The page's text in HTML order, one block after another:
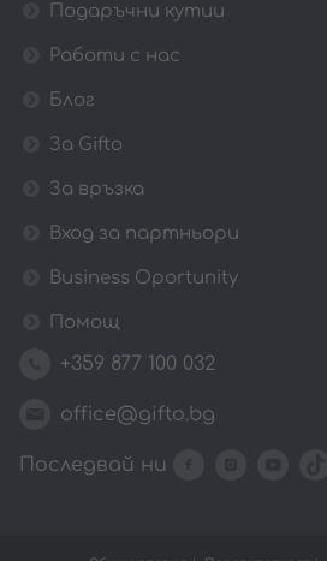
Подаръчни кутии
Работи с нас
Блог
За Gifto
За връзка
Вход за партньори
Business Oportunity
Помощ
+359 877 100 032
office@gifto.bg
Последвай ни